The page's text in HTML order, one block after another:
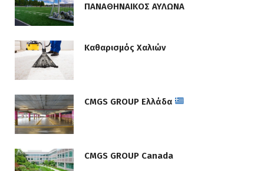
ΠΑΝΑΘΗΝΑΙΚΟΣ ΑΥΛΩΝΑ
Καθαρισμός Χαλιών
CMGS GROUP Ελλάδα
CMGS GROUP Canada